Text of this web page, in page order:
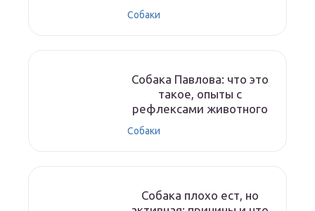
Собаки
Собака Павлова: что это
такое, опыты с
рефлексами животного
Собаки
Собака плохо ест, но